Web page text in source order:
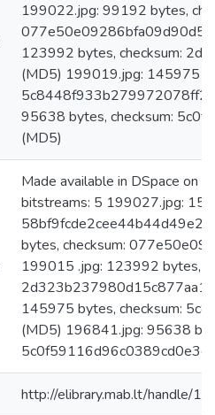
199022.jpg: 99192 bytes,
123992 bytes, checksum:
(MD5) 199019.jpg: 145975
95638 bytes, checksum:
(MD5)
Made available in DSpace on
bitstreams: 5 199027.jpg:
bytes, checksum:
199015 .jpg: 123992 bytes,
145975 bytes, checksum:
(MD5) 196841.jpg: 95638
http://elibrary.mab.lt/handle/1/